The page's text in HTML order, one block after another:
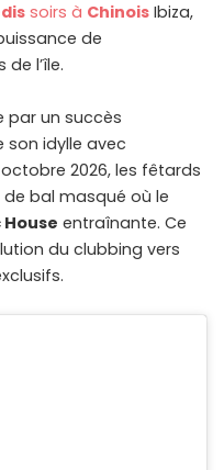
soirs à Chinois Ibiza,
de
l’île.
par un succès
idylle avec
octobre 2026, les fêtards
bal masqué où le
entraînante. Ce
du clubbing vers